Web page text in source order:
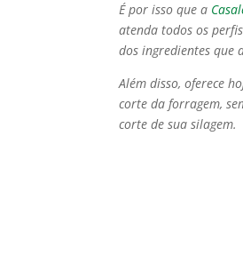
É por isso que a
atenda todos os
dos ingredientes que
Além disso, oferece
corte da forragem,
corte de sua silagem.